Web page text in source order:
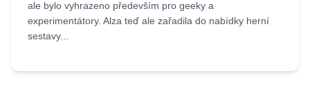
ale bylo vyhrazeno především pro geeky a
experimentátory. Alza teď ale zařadila do nabídky herní
sestavy...